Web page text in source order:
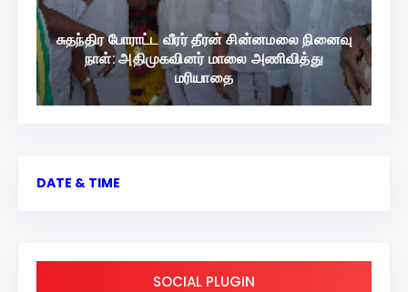
சுதந்திர போராட்ட வீரர் தீரன் சின்னமலை நினைவு
நாள்: அதிமுகவினர் மாலை அணிவித்து
மரியாதை
DATE & TIME
SOCIAL PLUGIN